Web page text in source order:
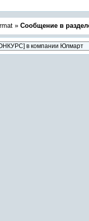
»Сообщение в